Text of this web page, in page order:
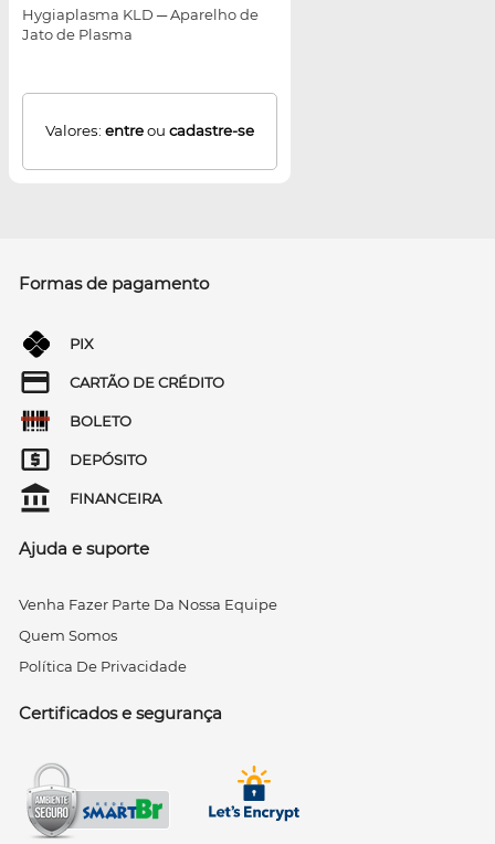
Hygiaplasma KLD ─ Aparelho de
Jato de Plasma
Valores: entreou cadastre-se
Formas de pagamento
PIX
CARTÃO DE CRÉDITO
BOLETO
DEPÓSITO
FINANCEIRA
Ajuda e suporte
Venha Fazer Parte Da Nossa Equipe
Quem Somos
Política De Privacidade
Certificados e segurança